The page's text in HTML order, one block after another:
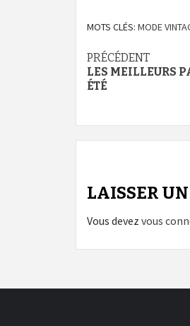
MOTS CLÉS: MODE
d’article
PRÉCÉDENT
LES MEILLEURS
ÉTÉ
LAISSER
Vous devez vous